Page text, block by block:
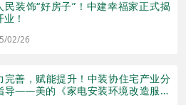
民装饰“好房子”！中建幸福家正式揭
业！
02/26
完善，赋能提升！中装协住宅产业分
导——美的《家电安装环境改造服务